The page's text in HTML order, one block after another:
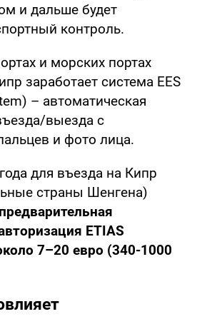
и дальше будет
контроль.
и морских портах
заработает система EES
– автоматическая
выезда с
и фото лица.
для въезда на Кипр
страны Шенгена)
ETIAS
7–20 евро (340-1000